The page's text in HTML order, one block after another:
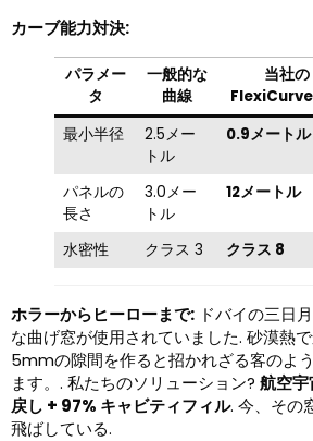
カーブ能力対決:
パラメー
タ
一般的な
曲線
当社の
最小半径
2.5メー
トル
0.9メートル
パネルの
長さ
3.0メー
トル
12メートル
水密性
クラス 3 クラス 8
ホラーからヒーローまで: ドバイの三日
な曲げ窓が使用されていました. 砂漠熱
5mmの隙間を作ると招かれざる客のよ
ます。. 私たちのソリューション? 航空宇
戻し + 97% キャビティフィル. 今、その
飛ばしている.